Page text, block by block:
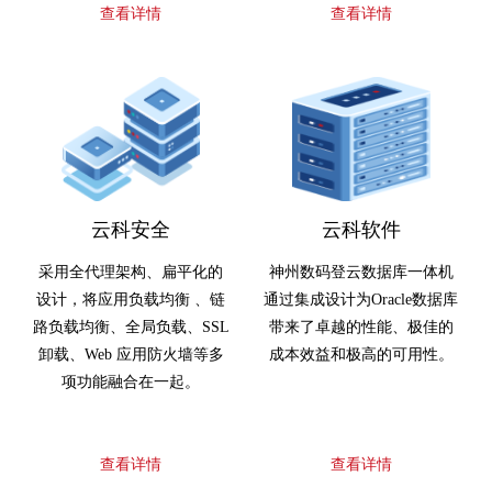
查看详情 查看详情
云科安全
采用全代理架构、扁平化的
设计，将应用负载均衡 、链
路负载均衡、全局负载、SSL
卸载、Web 应用防火墙等多
项功能融合在一起。
查看详情
云科软件
神州数码登云数据库一体机
通过集成设计为Oracle数据库
带来了卓越的性能、极佳的
成本效益和极高的可用性。
查看详情